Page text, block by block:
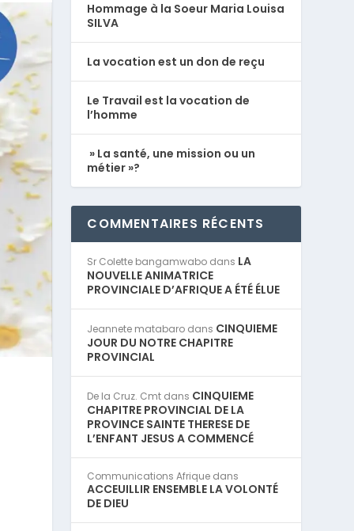
Hommage à la Soeur Maria Louisa
SILVA
La vocation est un don de reçu
Le Travail est la vocation de
l’homme
» La santé, une mission ou un
métier »?
COMMENTAIRES RÉCENTS
Sr Colette bangamwabo dans LA
NOUVELLE ANIMATRICE
PROVINCIALE D’AFRIQUE A ÉTÉ ÉLUE
Jeannete matabaro dans CINQUIEME
JOUR DU NOTRE CHAPITRE
PROVINCIAL
De la Cruz. Cmt dans CINQUIEME
CHAPITRE PROVINCIAL DE LA
PROVINCE SAINTE THERESE DE
L’ENFANT JESUS A COMMENCÉ
Communications Afrique dans
ACCEUILLIR ENSEMBLE LA VOLONTÉ
DE DIEU